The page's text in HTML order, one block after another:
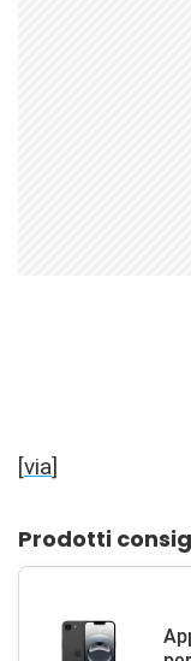
[via]
Prodotti